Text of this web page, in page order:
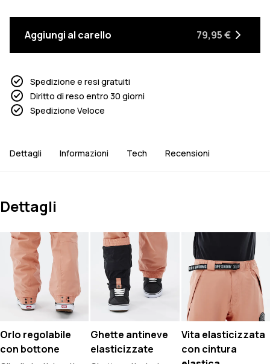
Aggiungi al carello 79,95 €
Spedizione e resi gratuiti
Diritto di reso entro 30 giorni
Spedizione Veloce
Dettagli Informazioni Tech Recensioni
Dettagli
Orlo regolabile
con bottone
Ghette antineve
elasticizzate
Vita elasticizzata
con cintura